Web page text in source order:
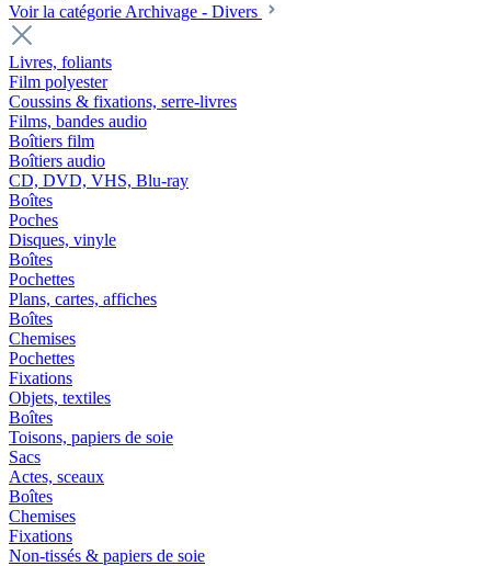
Voir la catégorie Archivage - Divers
Livres, foliants
Film polyester
Coussins & fixations, serre-livres
Films, bandes audio
Boîtiers film
Boîtiers audio
CD, DVD, VHS, Blu-ray
Boîtes
Poches
Disques, vinyle
Boîtes
Pochettes
Plans, cartes, affiches
Boîtes
Chemises
Pochettes
Fixations
Objets, textiles
Boîtes
Toisons, papiers de soie
Sacs
Actes, sceaux
Boîtes
Chemises
Fixations
Non-tissés & papiers de soie